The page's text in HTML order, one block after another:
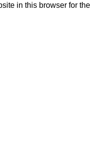
in this browser for the